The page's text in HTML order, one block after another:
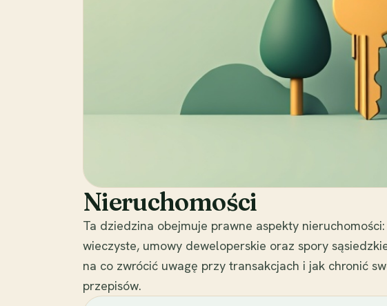
Nieruchomości
Ta dziedzina obejmuje prawne aspekty
wieczyste, umowy deweloperskie oraz spory
na co zwrócić uwagę przy transakcjach i jak chronić
przepisów.